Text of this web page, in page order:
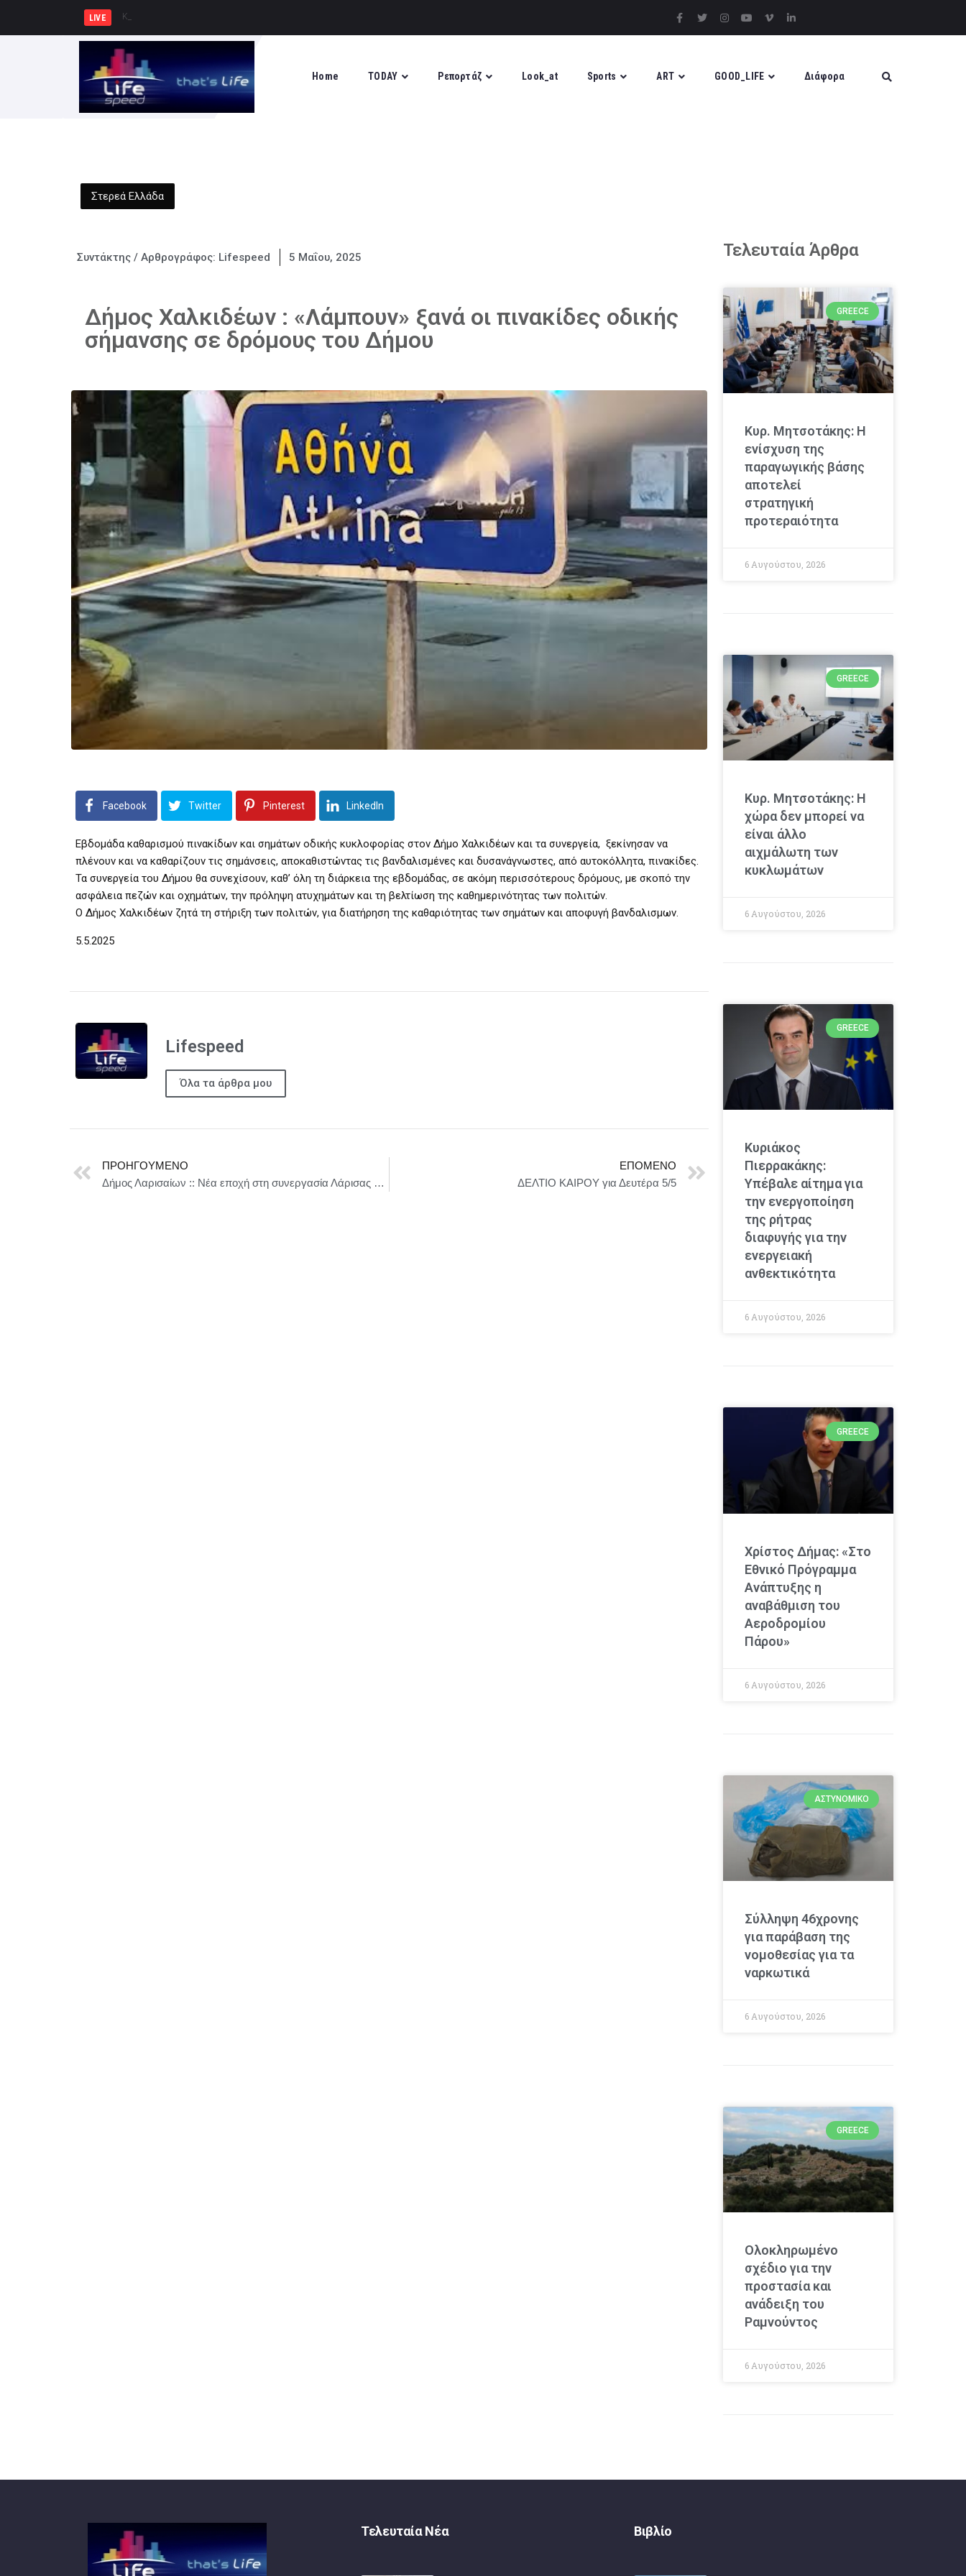
LIVE Κυρ. Μητσοτάκης: Η χώρα δεν μ
Home TODAY Ρεπορτάζ Look_at Sports ART GOOD_LIFE Διάφορα
Στερεά Ελλάδα
Συντάκτης / Αρθρογράφος: Lifespeed 5 Μαΐου, 2025
Δήμος Χαλκιδέων : «Λάμπουν» ξανά οι πινακίδες οδικής
σήμανσης σε δρόμους του Δήμου
Facebook Twitter Pinterest LinkedIn
Εβδομάδα καθαρισμού πινακίδων και σημάτων οδικής κυκλοφορίας στον Δήμο Χαλκιδέων και τα συνεργεία, ξεκίνησαν να
πλένουν και να καθαρίζουν τις σημάνσεις, αποκαθιστώντας τις βανδαλισμένες και δυσανάγνωστες, από αυτοκόλλητα, πινακίδες.
Τα συνεργεία του Δήμου θα συνεχίσουν, καθ’ όλη τη διάρκεια της εβδομάδας, σε ακόμη περισσότερους δρόμους, με σκοπό την
ασφάλεια πεζών και οχημάτων, την πρόληψη ατυχημάτων και τη βελτίωση της καθημερινότητας των πολιτών.
Ο Δήμος Χαλκιδέων ζητά τη στήριξη των πολιτών, για διατήρηση της καθαριότητας των σημάτων και αποφυγή βανδαλισμων.
5.5.2025
Lifespeed
Όλα τα άρθρα μου
ΠΡΟΗΓΟΎΜΕΝΟ
Δήμος Λαρισαίων :: Νέα εποχή στη συνεργασία Λάρισας και Λάρνακας
ΕΠΌΜΕΝΟ
ΔΕΛΤΙΟ ΚΑΙΡΟΥ για Δευτέρα 5/5
Τελευταία Άρθρα
GREECE
Κυρ. Μητσοτάκης: Η
ενίσχυση της
παραγωγικής βάσης
αποτελεί
στρατηγική
προτεραιότητα
6 Αυγούστου, 2026
GREECE
Κυρ. Μητσοτάκης: Η
χώρα δεν μπορεί να
είναι άλλο
αιχμάλωτη των
κυκλωμάτων
6 Αυγούστου, 2026
GREECE
Κυριάκος
Πιερρακάκης:
Υπέβαλε αίτημα για
την ενεργοποίηση
της ρήτρας
διαφυγής για την
ενεργειακή
ανθεκτικότητα
6 Αυγούστου, 2026
GREECE
Χρίστος Δήμας: «Στο
Εθνικό Πρόγραμμα
Ανάπτυξης η
αναβάθμιση του
Αεροδρομίου
Πάρου»
6 Αυγούστου, 2026
ΑΣΤΥΝΟΜΙΚΌ
Σύλληψη 46χρονης
για παράβαση της
νομοθεσίας για τα
ναρκωτικά
6 Αυγούστου, 2026
GREECE
Ολοκληρωμένο
σχέδιο για την
προστασία και
ανάδειξη του
Ραμνούντος
6 Αυγούστου, 2026
Τελευταία Νέα Βιβλίο